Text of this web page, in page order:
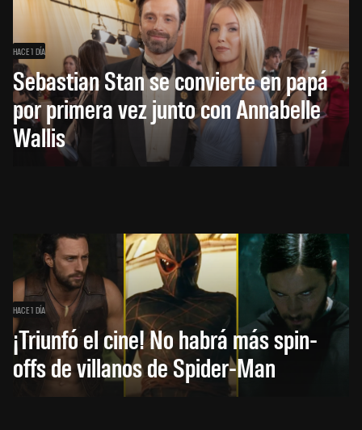
HACE 1 DÍA
Sebastian Stan se convierte en papá
por primera vez junto con Annabelle
Wallis
HACE 1 DÍA
¡Triunfó el cine! No habrá más spin-
offs de villanos de Spider-Man